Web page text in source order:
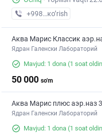
+998 (90) XXX-XX-XX
кo’rish
Аква Марис Классик
Ядран Галенски Лабораторий
Mavjud: 1 dona (1 soat
50 000 so'm
Аква Марис плюс аэр.наз
Ядран Галенски Лабораторий
Mavjud: 1 dona (1 soat